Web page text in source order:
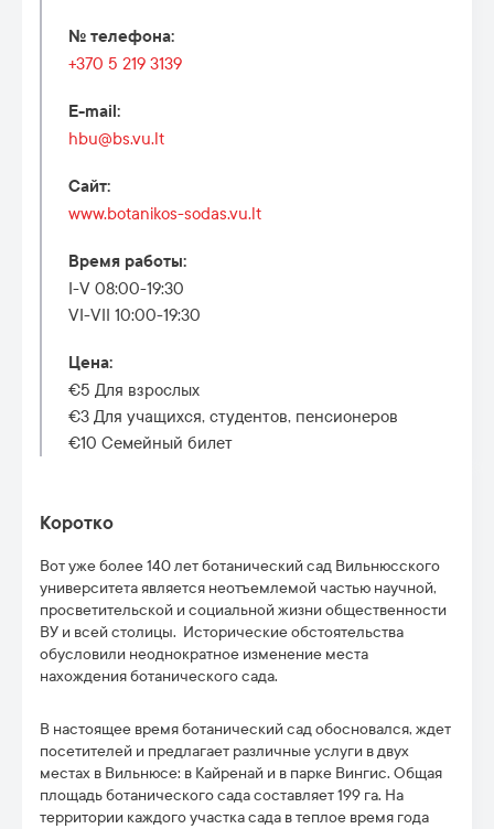
Коротко
Вот уже более 140 лет ботанический сад Вильнюсского
университета является неотъемлемой частью научной,
просветительской и социальной жизни общественности
ВУ и всей столицы. Исторические обстоятельства
обусловили неоднократное изменение места
нахождения ботанического сада.
В настоящее время ботанический сад обосновался, ждет
посетителей и предлагает различные услуги в двух
местах в Вильнюсе: в Кайренай и в парке Вингис. Общая
площадь ботанического сада составляет 199 га. На
территории каждого участка сада в теплое время года
№ телефона:
+370 5 219 3139
E-mail :
hbu@bs.vu.lt
Сайт:
www.botanikos-sodas.vu.lt
Время работы:
I-V 08:00-19:30
VI-VII 10:00-19:30
Цена:
€5 Для взрослых
€3 Для учащихся, студентов, пенсионеров
€10 Cемейный билет